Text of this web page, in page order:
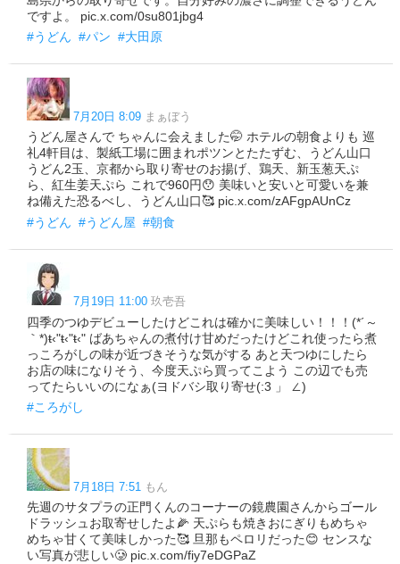
ですよ。 pic.x.com/0su801jbg4
#うどん #パン #大田原
7月20日 8:09 まぁぼう
うどん屋さんで ちゃんに会えました🤭 ホテルの朝食よりも 巡
礼4軒目は、製紙工場に囲まれポツンとたたずむ、うどん山口
うどん2玉、京都から取り寄せのお揚げ、鶏天、新玉葱天ぷ
ら、紅生姜天ぷら これで960円😯 美味いと安いと可愛いを兼
ね備えた恐るべし、うどん山口🥰 pic.x.com/zAFgpAUnCz
#うどん #うどん屋 #朝食
7月19日 11:00 玖壱吾
四季のつゆデビューしたけどこれは確かに美味しい！！！(*´～
｀*)ŧ‹"ŧ‹"ŧ‹" ばあちゃんの煮付け甘めだったけどこれ使ったら煮
っころがしの味が近づきそうな気がする あと天つゆにしたら
お店の味になりそう、今度天ぷら買ってこよう この辺でも売
ってたらいいのになぁ(ヨドバシ取り寄せ(:3 」 ∠)
#ころがし
7月18日 7:51 もん
先週のサタプラの正門くんのコーナーの鏡農園さんからゴール
ドラッシュお取寄せしたよ🌽 天ぷらも焼きおにぎりもめちゃ
めちゃ甘くて美味しかった🥰️ 旦那もペロリだった😊 センスな
い写真が悲しい🥲 pic.x.com/fiy7eDGPaZ